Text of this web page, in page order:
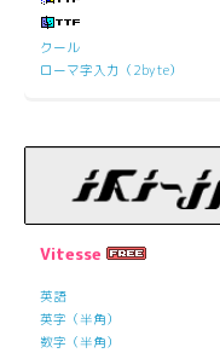
クール
ローマ字入力（2byte）
Vitesse
英語
英字（半角）
数字（半角）